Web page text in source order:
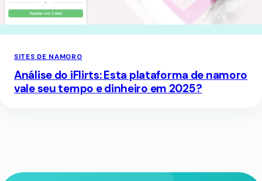
SITES DE NAMORO
Análise do iFlirts: Esta plataforma de namoro
vale seu tempo e dinheiro em 2025?